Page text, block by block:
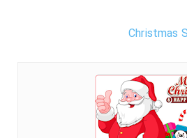
Christmas